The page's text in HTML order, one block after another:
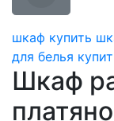
шкаф купить
для белья
Шкаф